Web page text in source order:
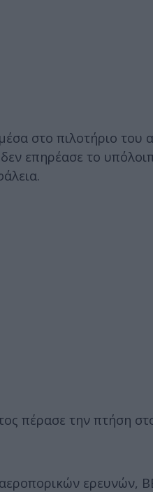
στο πιλοτήριο
επηρέασε το
πέρασε την πτήση
ερευνών,